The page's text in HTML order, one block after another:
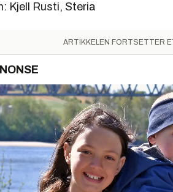
Kjell Rusti, Steria
ARTIKKELEN FORTSETTER